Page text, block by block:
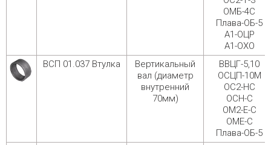
ОМБ-4С
Плава-ОБ-5
А1-ОЦР
А1-ОХО
ВСП 01.037 Втулка
Вертикальный
вал (диаметр
внутренний
70мм)
ВВЦГ-5,10
ОСЦП-10М
ОС2-НС
ОСН-С
ОМ2-Е-С
ОМЕ-С
Плава-ОБ-5